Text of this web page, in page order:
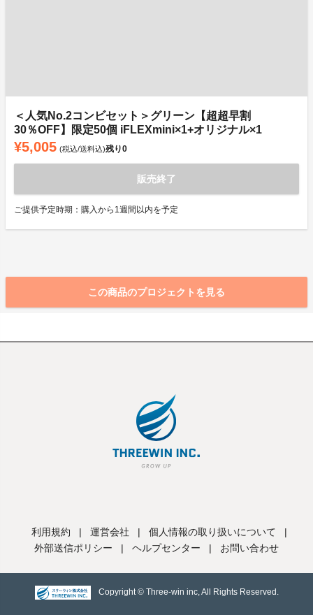
＜人気No.2コンビセット＞グリーン【超超早割
30％OFF】限定50個 iFLEXmini×1+オリジナル×1
¥5,005 (税込/送料込)残り0
販売終了
ご提供予定時期：購入から1週間以内を予定
この商品のプロジェクトを見る
利用規約 | 運営会社 | 個人情報の取り扱いについて
|
外部送信ポリシー
| ヘルプセンター | お問い合わせ
Copyright © Three-win inc, All Rights Reserved.